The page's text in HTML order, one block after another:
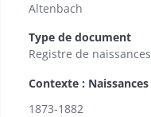
Altenbach
Type de document
Registre de naissances
Contexte : Naissances
1873-1882